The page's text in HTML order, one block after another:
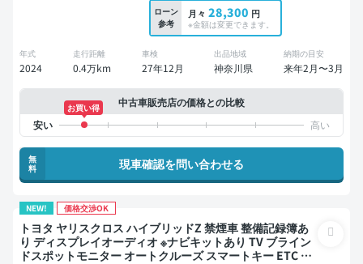
ローン
参考
月々 28,300 円
※金額は変更できます。
年式
2024
走行距離
0.4万km
車検
27年12月
出品地域
神奈川県
納期の目安
来年2月〜3月
中古車販売店の価格との比較
お買い得
無
料
現車確認を問い合わせる
NEW! 価格交渉OK
トヨタ ヤリスクロス ハイブリッドZ 禁煙車 整備記録簿あ
り ディスプレイオーディオ ※ナビキットあり TV ブライン
ドスポットモニター オートクルーズ スマートキー ETC バ